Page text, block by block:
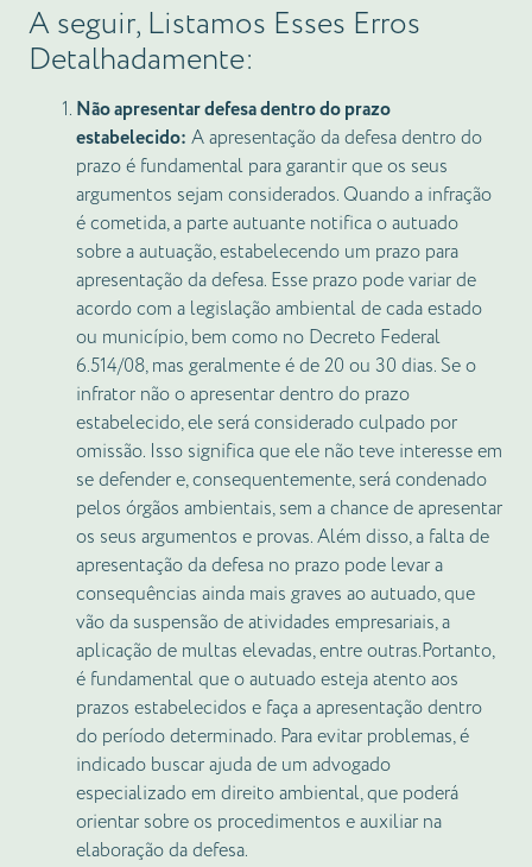
A seguir, Listamos Esses Erros
Detalhadamente:
Não apresentar defesa dentro do prazo
estabelecido: A apresentação da defesa dentro do
prazo é fundamental para garantir que os seus
argumentos sejam considerados. Quando a infração
é cometida, a parte autuante notifica o autuado
sobre a autuação, estabelecendo um prazo para
apresentação da defesa. Esse prazo pode variar de
acordo com a legislação ambiental de cada estado
ou município, bem como no Decreto Federal
6.514/08, mas geralmente é de 20 ou 30 dias. Se o
infrator não o apresentar dentro do prazo
estabelecido, ele será considerado culpado por
omissão. Isso significa que ele não teve interesse em
se defender e, consequentemente, será condenado
pelos órgãos ambientais, sem a chance de apresentar
os seus argumentos e provas. Além disso, a falta de
apresentação da defesa no prazo pode levar a
consequências ainda mais graves ao autuado, que
vão da suspensão de atividades empresariais, a
aplicação de multas elevadas, entre outras.Portanto,
é fundamental que o autuado esteja atento aos
prazos estabelecidos e faça a apresentação dentro
do período determinado. Para evitar problemas, é
indicado buscar ajuda de um advogado
especializado em direito ambiental, que poderá
orientar sobre os procedimentos e auxiliar na
elaboração da defesa.